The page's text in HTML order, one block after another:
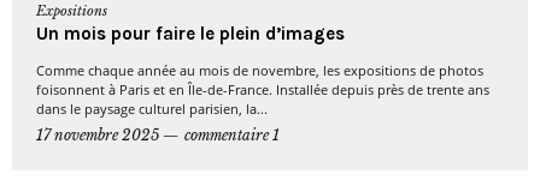
Expositions
Un mois pour faire le plein d’images
Comme chaque année au mois de novembre, les expositions de photos
foisonnent à Paris et en Île-de-France. Installée depuis près de trente ans
dans le paysage culturel parisien, la...
17 novembre 2025
commentaire 1